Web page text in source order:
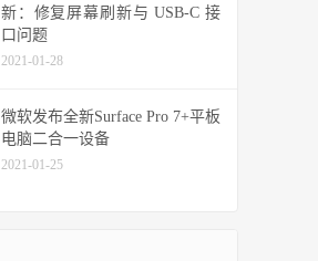
新：修复屏幕刷新与 USB-C 接
口问题
2021-01-28
微软发布全新Surface Pro 7+平板
电脑二合一设备
2021-01-25